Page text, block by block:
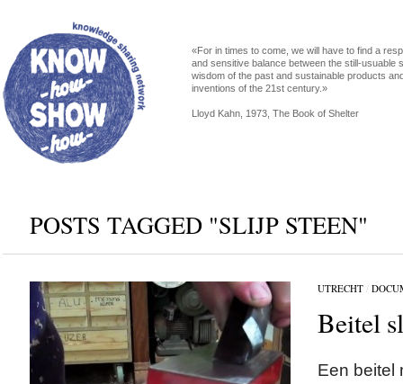
«For in times to come, we will have to find a
and sensitive balance between the still-usuable
wisdom of the past and sustainable products
inventions of the 21st century.»
Lloyd Kahn, 1973, The Book of Shelter
POSTS TAGGED "SLIJP STEEN"
UTRECHT/
Beitel
Een beitel